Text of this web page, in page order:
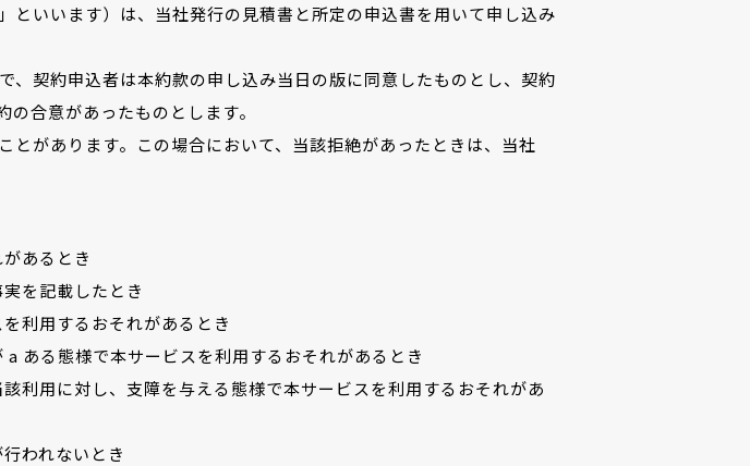
いいます）は、当社発行の見積書と所定の申込書を用いて申し込み
、契約申込者は本約款の申し込み当日の版に同意したものとし、契約
合意があったものとします。
があります。この場合において、当該拒絶があったときは、当社
あるとき
を記載したとき
利用するおそれがあるとき
ある態様で本サービスを利用するおそれがあるとき
利用に対し、支障を与える態様で本サービスを利用するおそれがあ
われないとき